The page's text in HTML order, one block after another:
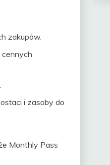
zakupów.
cennych
i zasoby do
Monthly Pass